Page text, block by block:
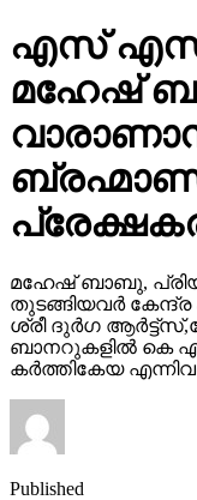
എസ് എസ്
മഹേഷ്
മഹേഷ് ബാബു,
തുടങ്ങിയവർ
ശ്രീ ദുർഗ
ബാനറുകളിൽ കെ
കർത്തികേയ
Published